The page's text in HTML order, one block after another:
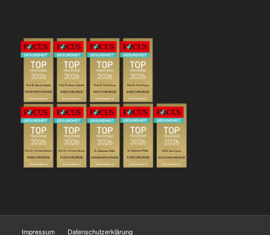
Impressum Datenschutzerklärung